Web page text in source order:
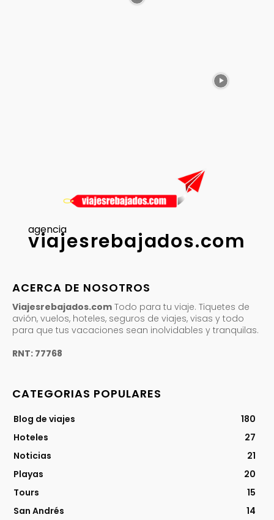
agencia
viajesrebajados.com
ACERCA DE NOSOTROS
Viajesrebajados.com Todo para tu viaje. Tiquetes de
avión, vuelos, hoteles, seguros de viajes, visas y todo
para que tus vacaciones sean inolvidables y tranquilas.
RNT: 77768
CATEGORIAS POPULARES
Blog de viajes
180
Hoteles
27
Noticias
21
Playas
20
Tours
15
San Andrés
14